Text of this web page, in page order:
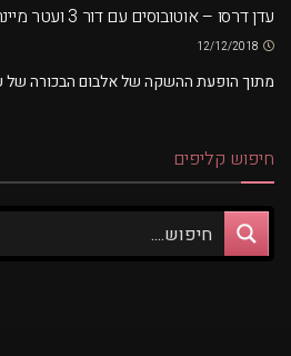
עדן דרסו – אוטובוסים עם דור 3 ועטר מיינר – הופעה חיה
מתוך הופעת ההשקה של אלבום הבכורה של
חיפוש קליפים